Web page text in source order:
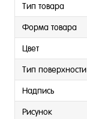
Тип товара
Форма товара
Цвет
Тип поверхности
Надпись
Рисунок